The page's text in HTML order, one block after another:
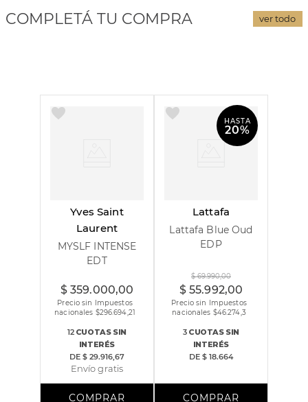
COMPLETÁ TU COMPRA ver todo
60 ml
Yves Saint
Laurent
MYSLF INTENSE
EDT
$ 359.000,00
Precio sin Impuestos
nacionales $296.694,21
12CUOTAS SIN
INTERÉS
DE $ 29.916,67
Envío gratis
HASTA
20%
Lattafa
Lattafa Blue Oud
EDP
$ 69.990,00
$ 55.992,00
Precio sin Impuestos
nacionales $46.274,3
3CUOTAS SIN
INTERÉS
DE $ 18.664